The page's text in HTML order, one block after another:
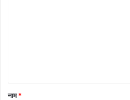
नाम*